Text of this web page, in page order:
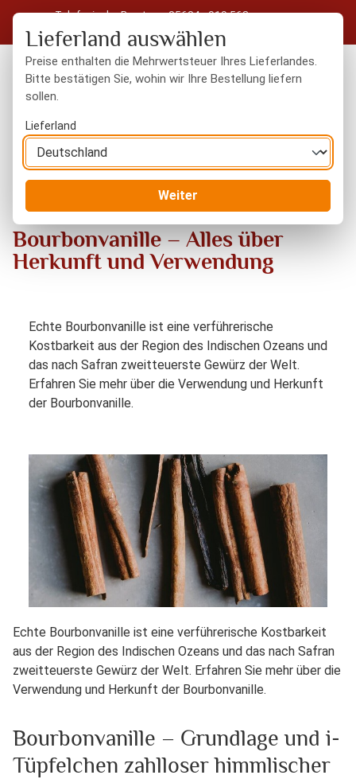
Zum Hauptinhalt springen
Telefonische Beratung: 05604 - 919 563
Kostenloser Versand in Deutschland ab 50 € Warenwert
Bourbonvanille – Alles über Herkunft und Verwendung
Bourbonvanille – Alles über
Herkunft und Verwendung
Echte Bourbonvanille ist eine verführerische
Kostbarkeit aus der Region des Indischen Ozeans und
das nach Safran zweitteuerste Gewürz der Welt.
Erfahren Sie mehr über die Verwendung und Herkunft
der Bourbonvanille.
Echte Bourbonvanille ist eine verführerische Kostbarkeit
aus der Region des Indischen Ozeans und das nach Safran
zweitteuerste Gewürz der Welt. Erfahren Sie mehr über die
Verwendung und Herkunft der Bourbonvanille.
Bourbonvanille – Grundlage und i-
Tüpfelchen zahlloser himmlischer
Lieferland auswählen
Preise enthalten die Mehrwertsteuer Ihres Lieferlandes.
Bitte bestätigen Sie, wohin wir Ihre Bestellung liefern
sollen.
Lieferland
Weiter